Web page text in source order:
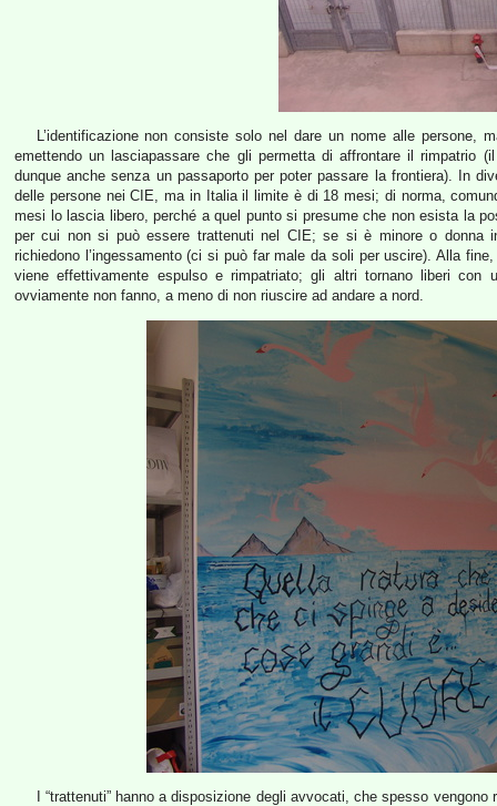
L’identificazione non consiste solo nel dare un nome alle persone,
emettendo un lasciapassare che gli permetta di affrontare il rimpatrio
dunque anche senza un passaporto per poter passare la frontiera). In
delle persone nei CIE, ma in Italia il limite è di 18 mesi; di norma,
mesi lo lascia libero, perché a quel punto si presume che non esista la
per cui non si può essere trattenuti nel CIE; se si è minore o donna
richiedono l’ingessamento (ci si può far male da soli per uscire). Alla
viene effettivamente espulso e rimpatriato; gli altri tornano liberi con
ovviamente non fanno, a meno di non riuscire ad andare a nord.
I “trattenuti” hanno a disposizione degli avvocati, che spesso